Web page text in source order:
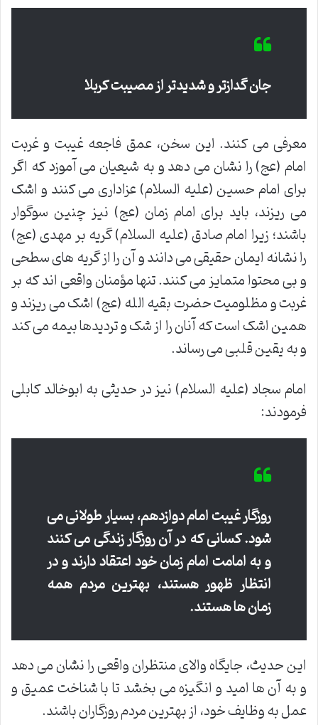
جان گدازتر و شدیدتر از مصیبت کربلا
معرفی می کنند. این سخن، عمق فاجعه غیبت و غربت
امام (عج) را نشان می دهد و به شیعیان می آموزد که اگر
برای امام حسین (علیه السلام) عزاداری می کنند و اشک
می ریزند، باید برای امام زمان (عج) نیز چنین سوگوار
باشند؛ زیرا امام صادق (علیه السلام) گریه بر مهدی (عج)
را نشانه ایمان حقیقی می دانند و آن را از گریه های سطحی
و بی محتوا متمایز می کنند. تنها مؤمنان واقعی اند که بر
غربت و مظلومیت حضرت بقیه الله (عج) اشک می ریزند و
همین اشک است که آنان را از شک و تردیدها بیمه می کند
و به یقین قلبی می رساند.
امام سجاد (علیه السلام) نیز در حدیثی به ابوخالد کابلی
فرمودند:
روزگار غیبت امام دوازدهم، بسیار طولانی می
شود. کسانی که در آن روزگار زندگی می کنند
و به امامت امام زمان خود اعتقاد دارند و در
انتظار ظهور هستند، بهترین مردم همه
زمان ها هستند.
این حدیث، جایگاه والای منتظران واقعی را نشان می دهد
و به آن ها امید و انگیزه می بخشد تا با شناخت عمیق و
عمل به وظایف خود، از بهترین مردم روزگاران باشند.